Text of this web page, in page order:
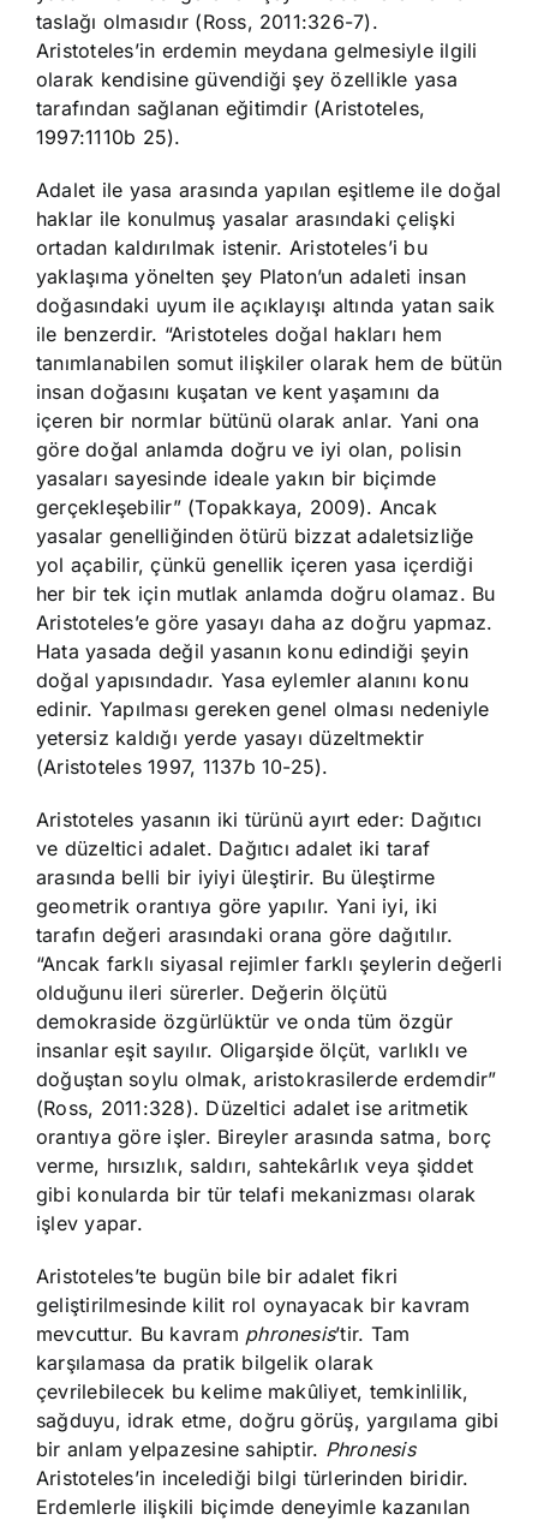
taslağı olmasıdır (Ross, 2011:326-7).
Aristoteles’in erdemin meydana gelmesiyle ilgili
olarak kendisine güvendiği şey özellikle yasa
tarafından sağlanan eğitimdir (Aristoteles,
1997:1110b 25).
Adalet ile yasa arasında yapılan eşitleme ile doğal
haklar ile konulmuş yasalar arasındaki çelişki
ortadan kaldırılmak istenir. Aristoteles’i bu
yaklaşıma yönelten şey Platon’un adaleti insan
doğasındaki uyum ile açıklayışı altında yatan saik
ile benzerdir. “Aristoteles doğal hakları hem
tanımlanabilen somut ilişkiler olarak hem de bütün
insan doğasını kuşatan ve kent yaşamını da
içeren bir normlar bütünü olarak anlar. Yani ona
göre doğal anlamda doğru ve iyi olan, polisin
yasaları sayesinde ideale yakın bir biçimde
gerçekleşebilir” (Topakkaya, 2009). Ancak
yasalar genelliğinden ötürü bizzat adaletsizliğe
yol açabilir, çünkü genellik içeren yasa içerdiği
her bir tek için mutlak anlamda doğru olamaz. Bu
Aristoteles’e göre yasayı daha az doğru yapmaz.
Hata yasada değil yasanın konu edindiği şeyin
doğal yapısındadır. Yasa eylemler alanını konu
edinir. Yapılması gereken genel olması nedeniyle
yetersiz kaldığı yerde yasayı düzeltmektir
(Aristoteles 1997, 1137b 10-25).
Aristoteles yasanın iki türünü ayırt eder: Dağıtıcı
ve düzeltici adalet. Dağıtıcı adalet iki taraf
arasında belli bir iyiyi üleştirir. Bu üleştirme
geometrik orantıya göre yapılır. Yani iyi, iki
tarafın değeri arasındaki orana göre dağıtılır.
“Ancak farklı siyasal rejimler farklı şeylerin değerli
olduğunu ileri sürerler. Değerin ölçütü
demokraside özgürlüktür ve onda tüm özgür
insanlar eşit sayılır. Oligarşide ölçüt, varlıklı ve
doğuştan soylu olmak, aristokrasilerde erdemdir”
(Ross, 2011:328). Düzeltici adalet ise aritmetik
orantıya göre işler. Bireyler arasında satma, borç
verme, hırsızlık, saldırı, sahtekârlık veya şiddet
gibi konularda bir tür telafi mekanizması olarak
işlev yapar.
Aristoteles’te bugün bile bir adalet fikri
geliştirilmesinde kilit rol oynayacak bir kavram
mevcuttur. Bu kavram phronesis’tir. Tam
karşılamasa da pratik bilgelik olarak
çevrilebilecek bu kelime makûliyet, temkinlilik,
sağduyu, idrak etme, doğru görüş, yargılama gibi
bir anlam yelpazesine sahiptir. Phronesis
Aristoteles’in incelediği bilgi türlerinden biridir.
Erdemlerle ilişkili biçimde deneyimle kazanılan